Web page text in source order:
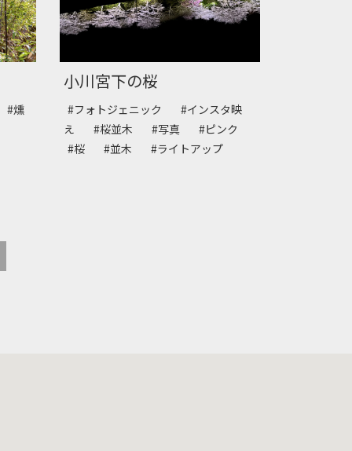
#燻
小川宮下の桜
#フォトジェニック
#インスタ映
え
#桜並木 #写真
#ピンク
#桜
#並木 #ライトアップ